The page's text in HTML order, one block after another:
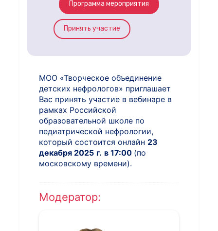
Программа мероприятия
Принять участие
МОО «Творческое объединение
детских нефрологов» приглашает
Вас принять участие в вебинаре в
рамках Российской
образовательной школе по
педиатрической нефрологии,
который состоится онлайн 23
декабря 2025 г. в 17:00 (по
московскому времени).
Модератор: